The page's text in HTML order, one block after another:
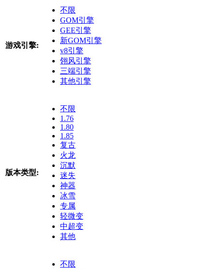
游戏引擎:
不限
GOM引擎
GEE引擎
新GOM引擎
v8引擎
翎风引擎
三端引擎
其他引擎
版本类型:
不限
1.76
1.80
1.85
复古
火龙
沉默
迷失
神器
冰雪
专属
轻微变
中超变
其他
不限